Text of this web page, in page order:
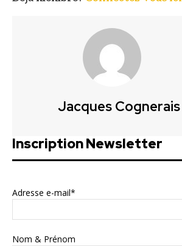
Jacques Cognerais
Inscription Newsletter
Adresse e-mail*
Nom & Prénom